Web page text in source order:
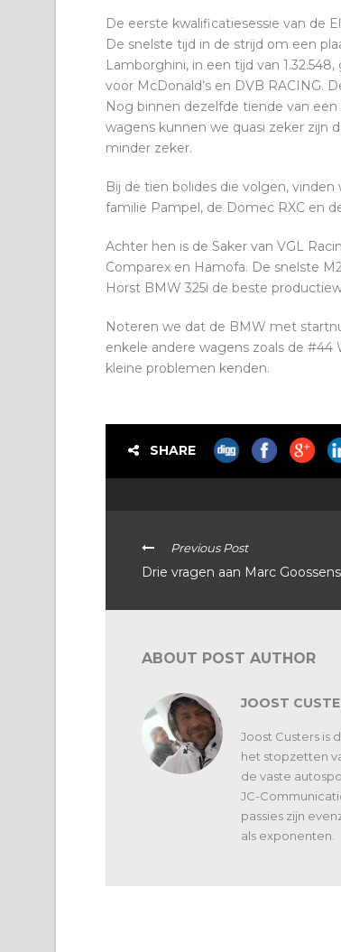
De eerste kwalificatiesessie van de
De snelste tijd in de strijd om een
Lamborghini, in een tijd van
voor McDonald’s en DVB RACING.
Nog binnen dezelfde tiende van
wagens kunnen we quasi zeker zijn
minder zeker.
Bij de tien bolides die volgen,
familie Pampel, de Domec RXC en
Achter hen is de Saker van VGL
Comparex en Hamofa. De snelste
Horst BMW 325i de beste
Noteren we dat de BMW met
enkele andere wagens zoals de #44
kleine problemen kenden.
SHARE
Previous Post
Drie vragen aan Marc Goossens
ABOUT POST AUTHOR
JOOST
Joost Custers is
het stopzetten
de vaste
JC-
passies zijn
als exponenten.